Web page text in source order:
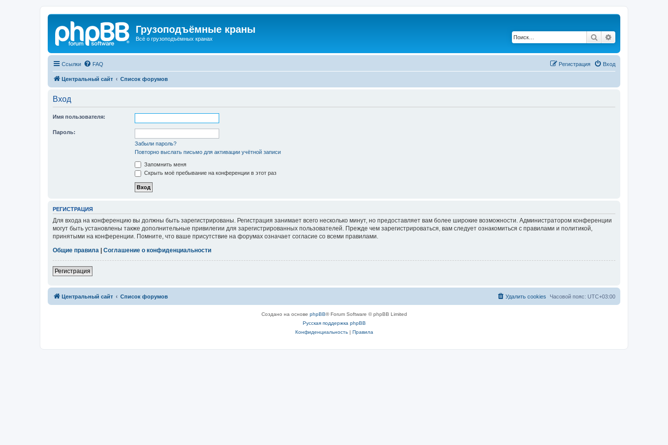
Грузоподъёмные краны
Всё о грузоподъёмных кранах Поиск
Ссылки FAQ Вход
Регистрация
Центральный сайт Список форумов
Вход
Имя пользователя:
Пароль:
Забыли пароль?
Повторно выслать письмо для активации учётной записи
Запомнить меня
Скрыть моё пребывание на конференции в этот раз
РЕГИСТРАЦИЯ
Для входа на конференцию вы должны быть зарегистрированы. Регистрация занимает всего несколько минут, но предоставляет вам более широкие возможности. Администратором конференции
могут быть установлены также дополнительные привилегии для зарегистрированных пользователей. Прежде чем зарегистрироваться, вам следует ознакомиться с правилами и политикой,
принятыми на конференции. Помните, что ваше присутствие на форумах означает согласие со всеми правилами.
Общие правила
Соглашение о конфиденциальности
Регистрация
Центральный сайт Список форумов Часовой пояс: UTC+03:00
Удалить cookies
Создано на основе phpBB® Forum Software © phpBB Limited
Русская поддержка phpBB
Конфиденциальность| Правила